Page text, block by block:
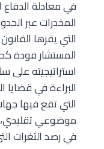
في معادلة الدفاع
المخدرات عبر
التي يقرها
المستشار فودة
استراتيجيته على
البراءة في قضايا
التي تقع فيها
موضوعي تقليدي،
في رصد الثغرات